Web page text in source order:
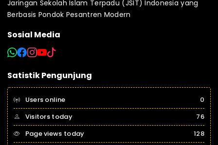
Jaringan Sekolah Islam Terpadu (JSIT) Indonesia yang
Berbasis Pondok Pesantren Modern
Sosial Media
Satistik Pengunjung
Users online
0
Visitors today
76
Page views today
128